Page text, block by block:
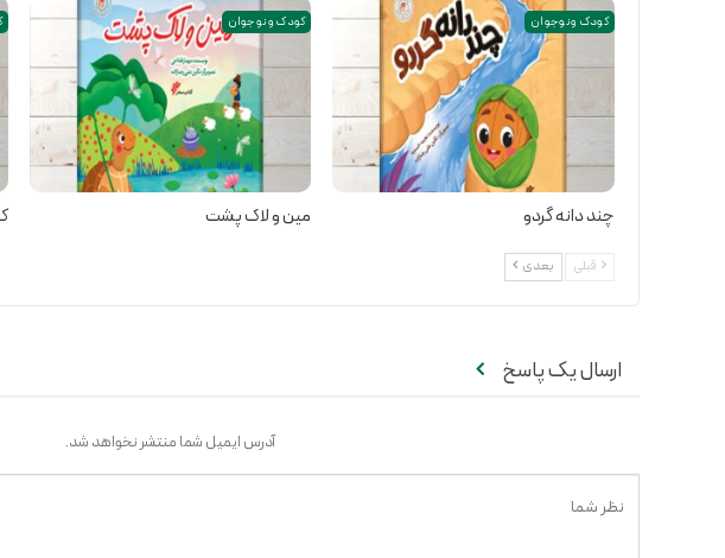
کودک و نوجوان
چند دانه گردو
کودک و نوجوان
مین و لاک پشت
قبلی بعدی
ارسال یک پاسخ
آدرس ایمیل شما منتشر نخواهد شد.